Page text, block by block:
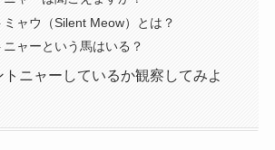
ャウ（Silent Meow）とは？
ャーという馬はいる？
ニャーしているか観察してみよ